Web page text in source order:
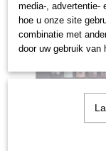
media-, advertentie-
hoe u onze site
combinatie met
door uw gebruik van